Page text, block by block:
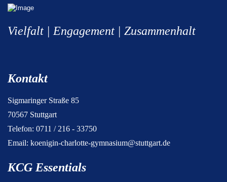
Vielfalt | Engagement | Zusammenhalt
Kontakt
Sigmaringer Straße 85
70567 Stuttgart
Telefon: 0711 / 216 - 33750
Email: koenigin-charlotte-gymnasium@stuttgart.de
KCG Essentials